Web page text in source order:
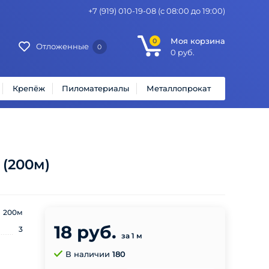
+7 (919) 010-19-08 (с 08:00 до 19:00)
Отложенные 0
0
Моя корзина
0 руб.
Крепёж Пиломатериалы Металлопрокат
200м
3 18 руб. за 1 м
В наличии 180